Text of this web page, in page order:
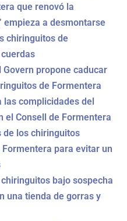
que renovó la
empieza a desmontarse
chiringuitos de
propone caducar
de Formentera
las complicidades del
el Consell de Formentera
de los chiringuitos
para evitar un
bajo sospecha
una tienda de gorras y